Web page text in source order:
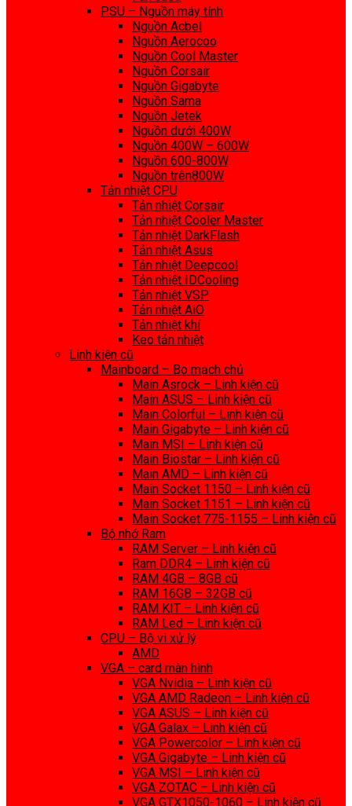
PSU – Nguồn máy tính
Nguồn Acbel
Nguồn Aerocoo
Nguồn Cool Master
Nguồn Corsair
Nguồn Gigabyte
Nguồn Sama
Nguồn Jetek
Nguồn dưới 400W
Nguồn 400W – 600W
Nguồn 600-800W
Nguồn trên800W
Tản nhiệt CPU
Tản nhiệt Corsair
Tản nhiệt Cooler Master
Tản nhiệt DarkFlash
Tản nhiệt Asus
Tản nhiệt Deepcool
Tản nhiệt IDCooling
Tản nhiệt VSP
Tản nhiệt AiO
Tản nhiệt khí
Keo tản nhiệt
Linh kiện cũ
Mainboard – Bo mạch chủ
Main Asrock – Linh kiện cũ
Main ASUS – Linh kiện cũ
Main Colorful – Linh kiện cũ
Main Gigabyte – Linh kiện cũ
Main MSI – Linh kiện cũ
Main Biostar – Linh kiện cũ
Main AMD – Linh kiện cũ
Main Socket 1150 – Linh kiện cũ
Main Socket 1151 – Linh kiện cũ
Main Socket 775-1155 – Linh kiện cũ
Bộ nhớ Ram
RAM Server – Linh kiện cũ
Ram DDR4 – Linh kiện cũ
RAM 4GB – 8GB cũ
RAM 16GB – 32GB cũ
RAM KIT – Linh kiện cũ
RAM Led – Linh kiện cũ
CPU – Bộ vi xử lý
AMD
VGA – card màn hình
VGA Nvidia – Linh kiện cũ
VGA AMD Radeon – Linh kiện cũ
VGA ASUS – Linh kiện cũ
VGA Galax – Linh kiện cũ
VGA Powercolor – Linh kiện cũ
VGA Gigabyte – Linh kiện cũ
VGA MSI – Linh kiện cũ
VGA ZOTAC – Linh kiện cũ
VGA GTX1050-1060 – Linh kiện cũ